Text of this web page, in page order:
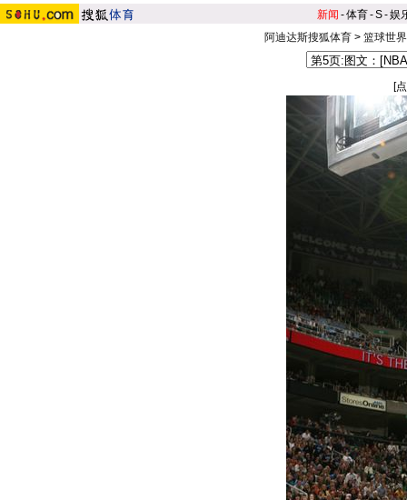
新闻 -体育-S-娱
阿迪达斯搜狐体育> 篮球世界
[